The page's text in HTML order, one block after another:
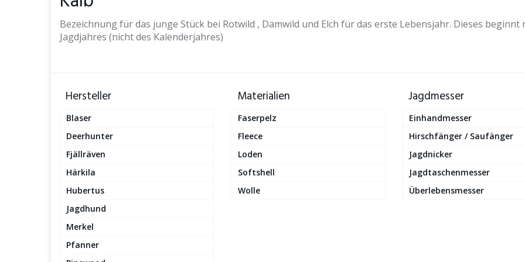
Bezeichnung für das junge Stück bei Rotwild , Damwild und Elch für das erste Lebensjahr. Dieses
Jagdjahres (nicht des Kalenderjahres)
Hersteller
Blaser
Deerhunter
Fjällräven
Härkila
Hubertus
Jagdhund
Merkel
Pfanner
Materialien
Faserpelz
Fleece
Loden
Softshell
Wolle
Jagdmesser
Einhandmesser
Hirschfänger / Saufänger
Jagdnicker
Jagdtaschenmesser
Überlebensmesser